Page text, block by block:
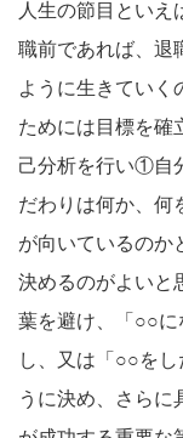
人生の節目とい
職前であれば、退
ように生きていく
ためには目標を確
己分析を行い①自
だわりは何か、
が向いているのか
決めるのがよいと
葉を避け、「○○に
し、又は「○○を
うに決め、さらに